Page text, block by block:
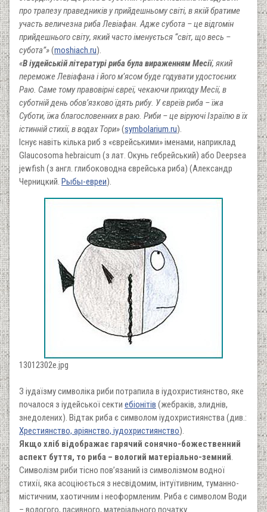
про трапезу праведників у прийдешньому світі, в якій братиме
участь величезна риба Левіафан. Адже субота – це відгомін
прийдешнього світу, який часто іменується “світ, що весь –
субота”»(moshiach.ru).
«В іудейській літературі риба була вираженням Месії, який
переможе Левіафана і його м’ясом буде годувати удостоєних
Раю. Саме тому правовірні євреї, чекаючи приходу Месії, в
суботній день обов’язково їдять рибу. У євреїв риба – їжа
Суботи, їжа благословенних в раю. Риби – це віруючі Ізраїлю в їх
істинній стихії, в водах Тори»(symbolarium.ru).
Існує навіть кілька риб з «єврейськими» іменами, наприклад
Glaucosoma hebraicum (з лат. Окунь гебрейський) або Deepsea
jewfish (з англ. глибоководна єврейська риба) (Александр
Черницкий. Рыбы-евреи).
13012302e.jpg
З іудаїзму символіка риби потрапила в іудохристиянство, яке
почалося з іудейської секти ебіонітів (жебраків, злиднів,
знедолених). Відтак риба є символом іудохристиянства (див.:
Хрестиянство, аріянство, іудохристиянство).
Якщо хліб відображає гарячий сонячно-божественний
аспект буття, то риба – вологий матеріально-земний.
Символізм риби тісно пов’язаний із символізмом водної
стихії, яка асоціюється з несвідомим, інтуїтивним, туманно-
містичним, хаотичним і неоформленим. Риба є символом Води
– вологого, пасивного, матеріального початку.